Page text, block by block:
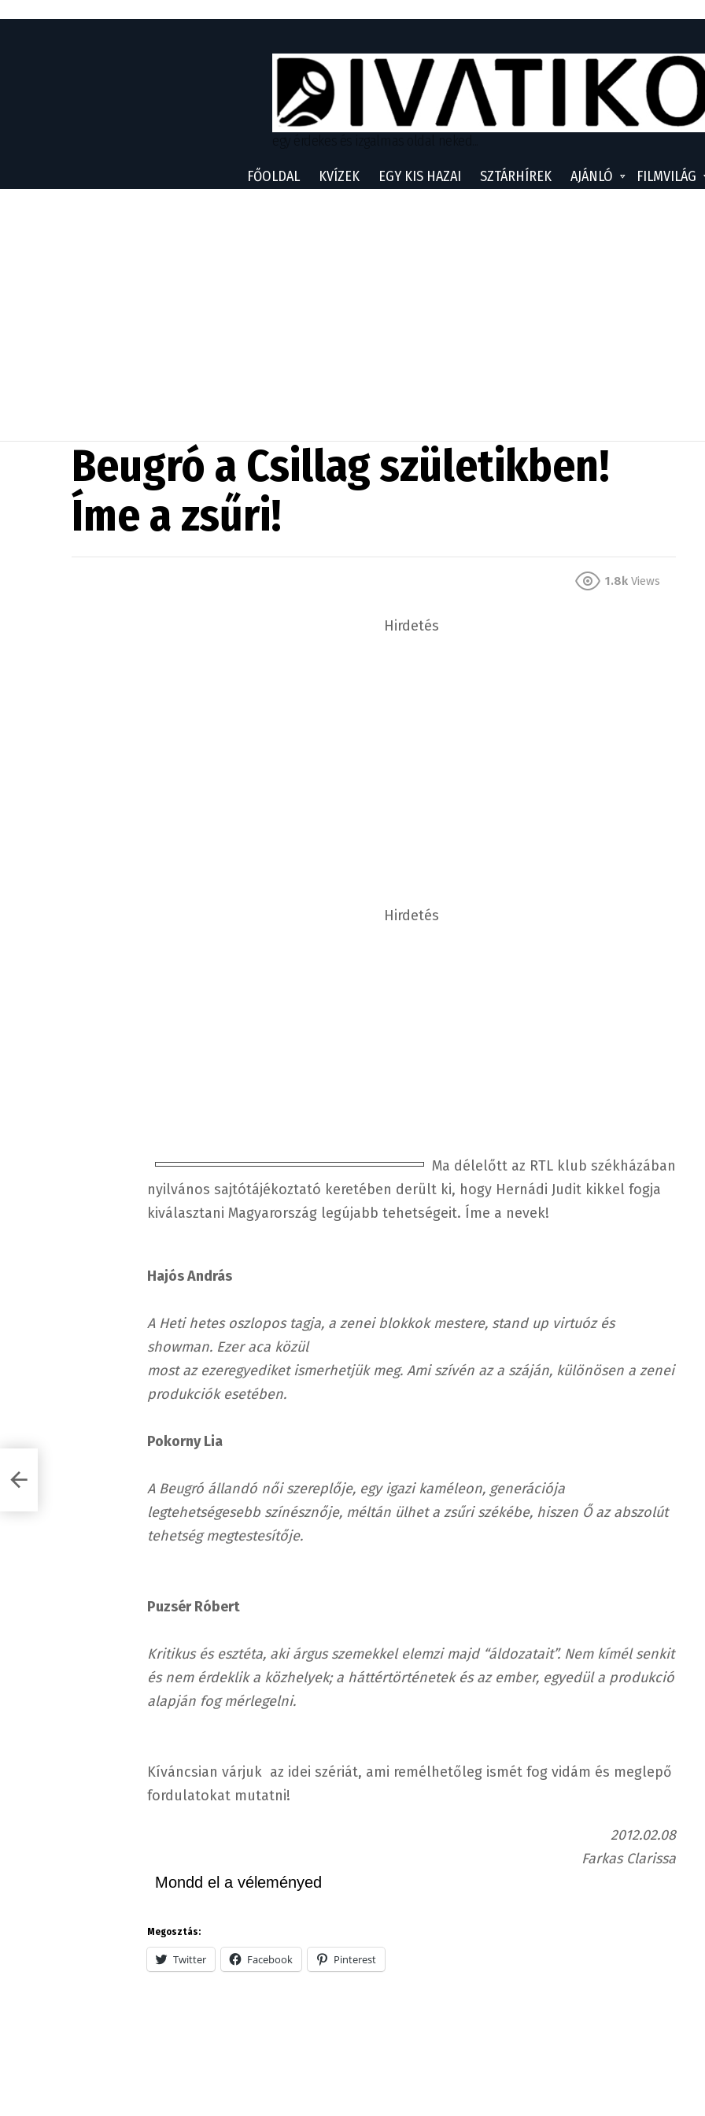
FŐOLDAL KVÍZEK EGY KIS HAZAI SZTÁRHÍREK AJÁNLÓ FILMVILÁG
Beugró a Csillag születikben!
Íme a zsűri!
1.8k Views
Hirdetés
Hirdetés
Ma délelőtt az RTL klub székházában
nyilvános sajtótájékoztató keretében derült ki, hogy Hernádi Judit kikkel fogja
kiválasztani Magyarország legújabb tehetségeit. Íme a nevek!
Hajós András
A Heti hetes oszlopos tagja, a zenei blokkok mestere, stand up virtuóz és
showman. Ezer aca közül
most az ezeregyediket ismerhetjük meg. Ami szívén az a száján, különösen a zenei
produkciók esetében.
Pokorny Lia
A Beugró állandó női szereplője, egy igazi kaméleon, generációja
legtehetségesebb színésznője, méltán ülhet a zsűri székébe, hiszen Ő az abszolút
tehetség megtestesítője.
Puzsér Róbert
Kritikus és esztéta, aki árgus szemekkel elemzi majd “áldozatait”. Nem kímél senkit
és nem érdeklik a közhelyek; a háttértörténetek és az ember, egyedül a produkció
alapján fog mérlegelni.
Kíváncsian várjuk az idei szériát, ami remélhetőleg ismét fog vidám és meglepő
fordulatokat mutatni!
2012.02.08
Farkas Clarissa
Mondd el a véleményed
Megosztás:
Twitter Facebook Pinterest